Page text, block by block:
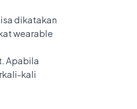
dikatakan
wearable
Apabila
kali